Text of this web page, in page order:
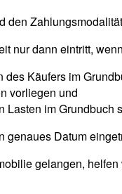
den
nur dann eintritt, wenn
Käufers im
vorliegen und
im Grundbuch
genaues Datum
gelangen,